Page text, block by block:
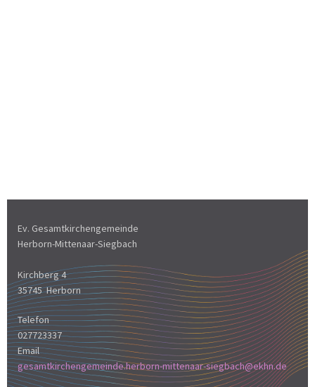
Ev. Gesamtkirchengemeinde
Herborn-Mittenaar-Siegbach
Kirchberg 4
35745 Herborn
Telefon
027723337
Email
gesamtkirchengemeinde.herborn-mittenaar-siegbach@ekhn.de